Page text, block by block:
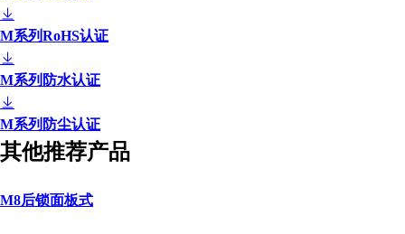
M系列RoHS认证
M系列防水认证
M系列防尘认证
其他推荐产品
M8后锁面板式